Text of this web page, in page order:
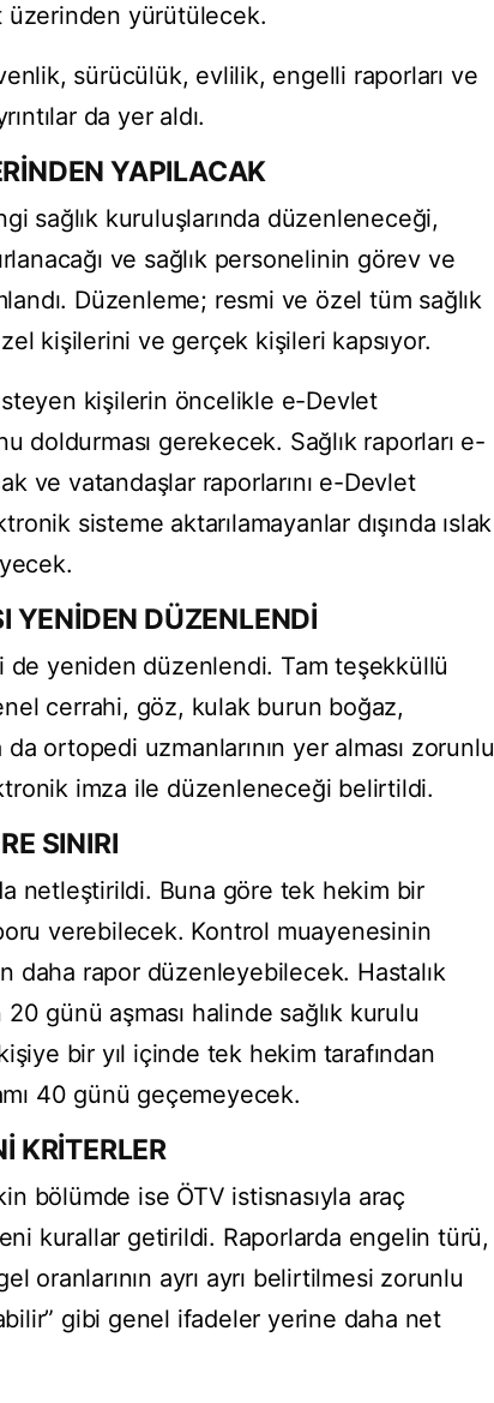
üzerinden yürütülecek.
sürücülük, evlilik, engelli raporları ve
da yer aldı.
YAPILACAK
sağlık kuruluşlarında düzenleneceği,
ve sağlık personelinin görev ve
Düzenleme; resmi ve özel tüm sağlık
kişilerini ve gerçek kişileri kapsıyor.
kişilerin öncelikle e-Devlet
doldurması gerekecek. Sağlık raporları e-
ve vatandaşlar raporlarını e-Devlet
sisteme aktarılamayanlar dışında ıslak
YENİDEN DÜZENLENDİ
de yeniden düzenlendi. Tam teşekküllü
cerrahi, göz, kulak burun boğaz,
ortopedi uzmanlarının yer alması zorunlu
imza ile düzenleneceği belirtildi.
SINIRI
netleştirildi. Buna göre tek hekim bir
verebilecek. Kontrol muayenesinin
daha rapor düzenleyebilecek. Hastalık
günü aşması halinde sağlık kurulu
bir yıl içinde tek hekim tarafından
40 günü geçemeyecek.
KRİTERLER
bölümde ise ÖTV istisnasıyla araç
kurallar getirildi. Raporlarda engelin türü,
oranlarının ayrı ayrı belirtilmesi zorunlu
gibi genel ifadeler yerine daha net